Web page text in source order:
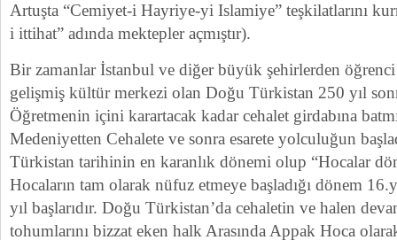
Artuşta “Cemiyet-i Hayriye-yi Islamiye” teşkilatlarını
i ittihat” adında mektepler açmıştır).
Bir zamanlar İstanbul ve diğer büyük şehirlerden öğrenci
gelişmiş kültür merkezi olan Doğu Türkistan 250 yıl
Öğretmenin içini karartacak kadar cehalet girdabına
Medeniyetten Cehalete ve sonra esarete yolculuğun
Türkistan tarihinin en karanlık dönemi olup “Hocalar
Hocaların tam olarak nüfuz etmeye başladığı dönem
yıl başlarıdır. Doğu Türkistan’da cehaletin ve halen
tohumlarını bizzat eken halk Arasında Appak Hoca